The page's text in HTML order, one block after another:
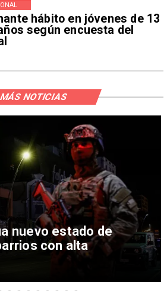
hábito en jóvenes de 13
según encuesta del
nuevo estado de
con alta
MÁS NOTICIAS